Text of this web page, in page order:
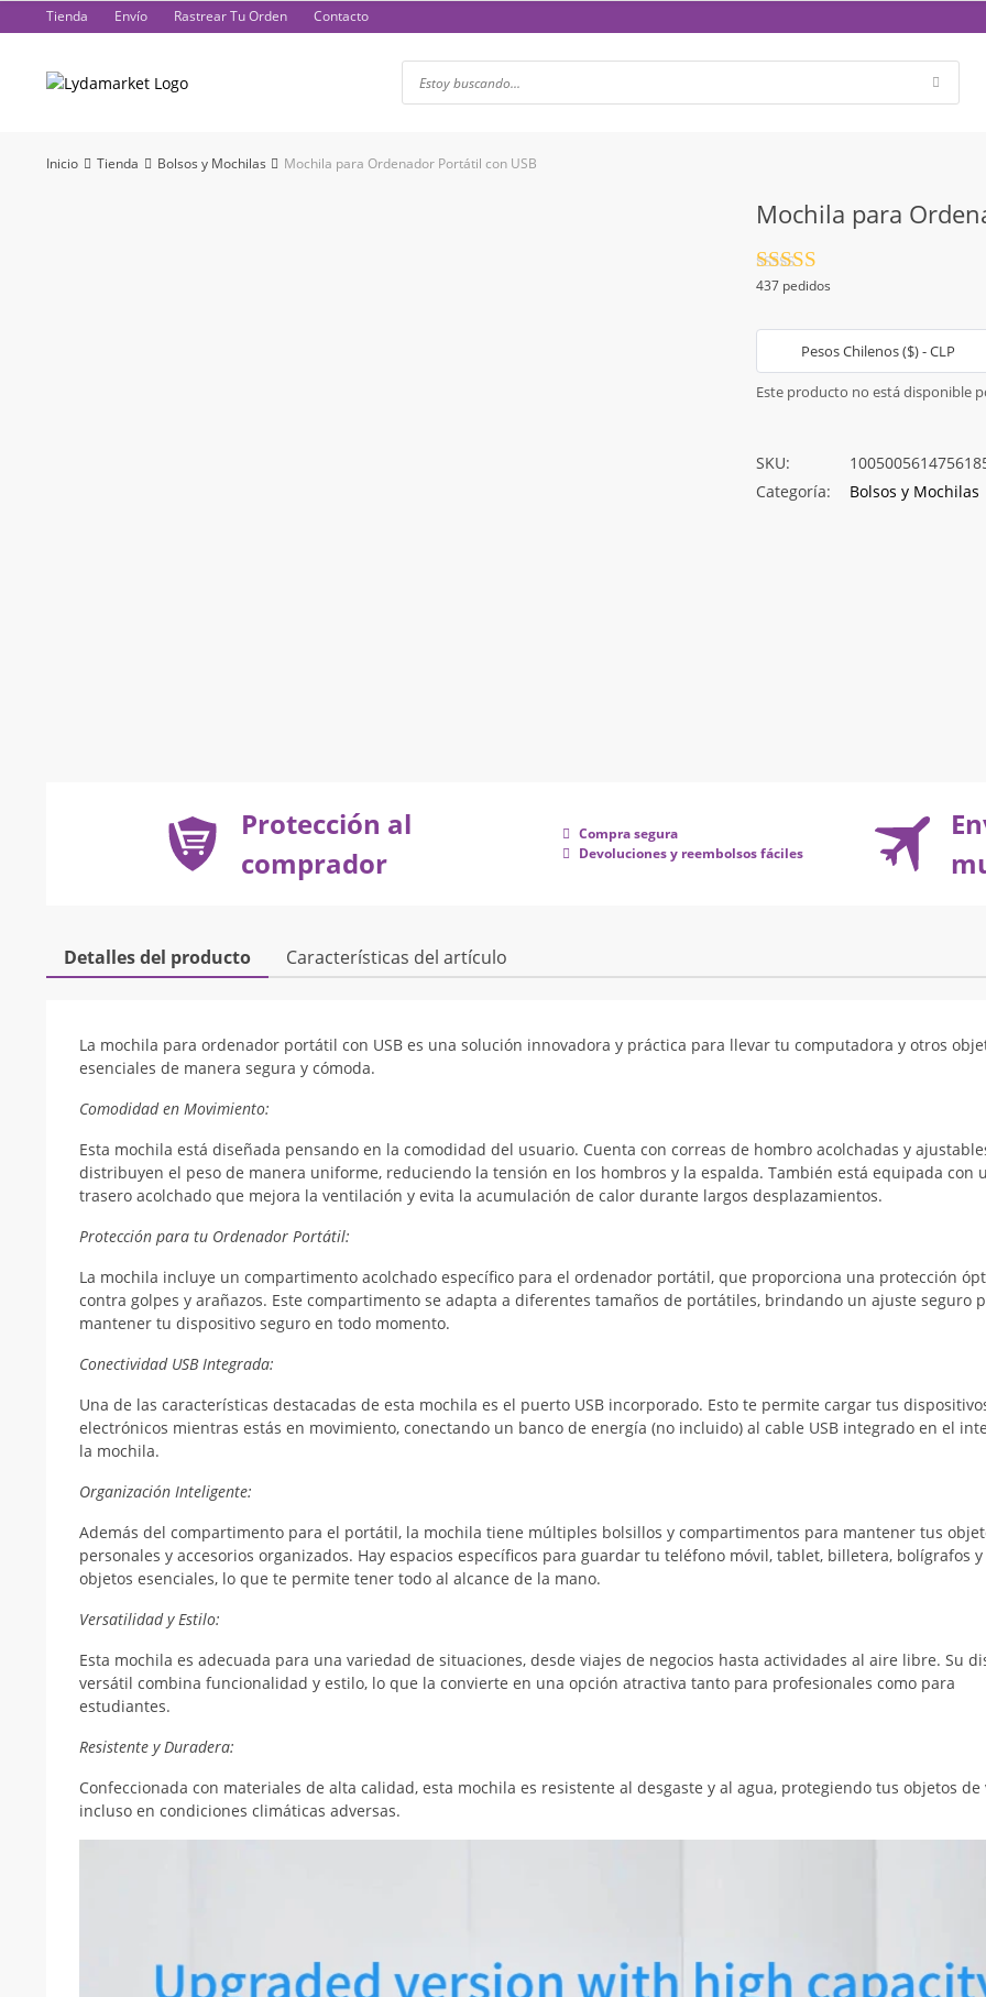
al
Tienda Envío Rastrear Tu Orden Contacto
Inicio Tienda Bolsos y Mochilas Mochila para Ordenador Portátil con USB
Mochila para
Valorado
con
437 pedidos
Pesos Chilenos ($) - CLP
Este producto no está disponible
SKU:
Categoría:
Bolsos y Mochilas
Protección al
comprador
Compra segura
Devoluciones y reembolsos fáciles
Detalles del producto Características del artículo
La mochila para ordenador portátil con USB es una solución innovadora y práctica para llevar tu computadora y otros
esenciales de manera segura y cómoda.
Comodidad en Movimiento:
Esta mochila está diseñada pensando en la comodidad del usuario. Cuenta con correas de hombro acolchadas y
distribuyen el peso de manera uniforme, reduciendo la tensión en los hombros y la espalda. También está equipada con
trasero acolchado que mejora la ventilación y evita la acumulación de calor durante largos desplazamientos.
Protección para tu Ordenador Portátil:
La mochila incluye un compartimento acolchado específico para el ordenador portátil, que proporciona una protección
contra golpes y arañazos. Este compartimento se adapta a diferentes tamaños de portátiles, brindando un ajuste seguro
mantener tu dispositivo seguro en todo momento.
Conectividad USB Integrada:
Una de las características destacadas de esta mochila es el puerto USB incorporado. Esto te permite cargar tus
electrónicos mientras estás en movimiento, conectando un banco de energía (no incluido) al cable USB integrado en el
la mochila.
Organización Inteligente:
Además del compartimento para el portátil, la mochila tiene múltiples bolsillos y compartimentos para mantener tus
personales y accesorios organizados. Hay espacios específicos para guardar tu teléfono móvil, tablet, billetera, bolígrafos
objetos esenciales, lo que te permite tener todo al alcance de la mano.
Versatilidad y Estilo:
Esta mochila es adecuada para una variedad de situaciones, desde viajes de negocios hasta actividades al aire libre. Su
versátil combina funcionalidad y estilo, lo que la convierte en una opción atractiva tanto para profesionales como para
estudiantes.
Resistente y Duradera:
Confeccionada con materiales de alta calidad, esta mochila es resistente al desgaste y al agua, protegiendo tus objetos de
incluso en condiciones climáticas adversas.